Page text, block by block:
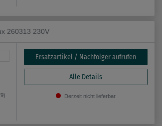
260313 230V
Ersatzartikel / Nachfolger aufrufen
Alle Details
Derzeit nicht lieferbar